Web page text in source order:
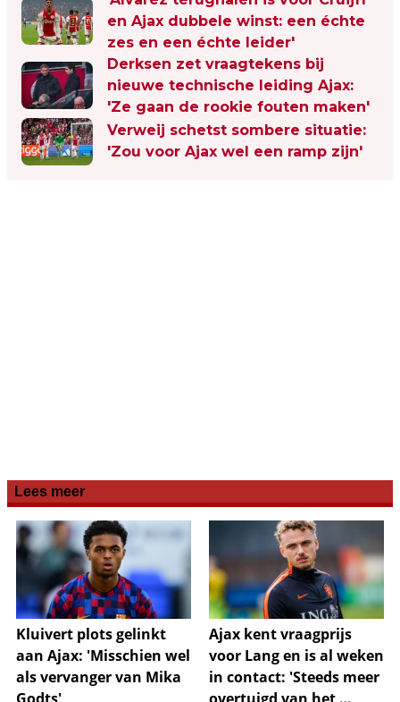
en Ajax dubbele winst: een échte
zes en een échte leider'
Derksen zet vraagtekens bij
nieuwe technische leiding Ajax:
'Ze gaan de rookie fouten maken'
Verweij schetst sombere situatie:
'Zou voor Ajax wel een ramp zijn'